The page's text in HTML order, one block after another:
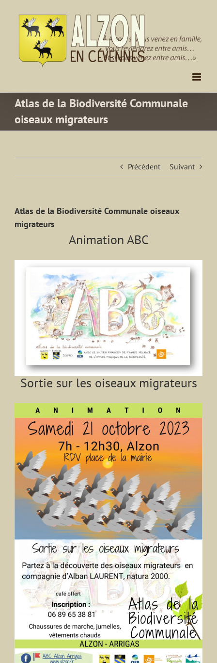
contenu
Atlas de la Biodiversité Communale
oiseaux migrateurs
Précédent Suivant
Atlas de la Biodiversité Communale oiseaux
migrateurs
Animation ABC
Sortie sur les oiseaux migrateurs